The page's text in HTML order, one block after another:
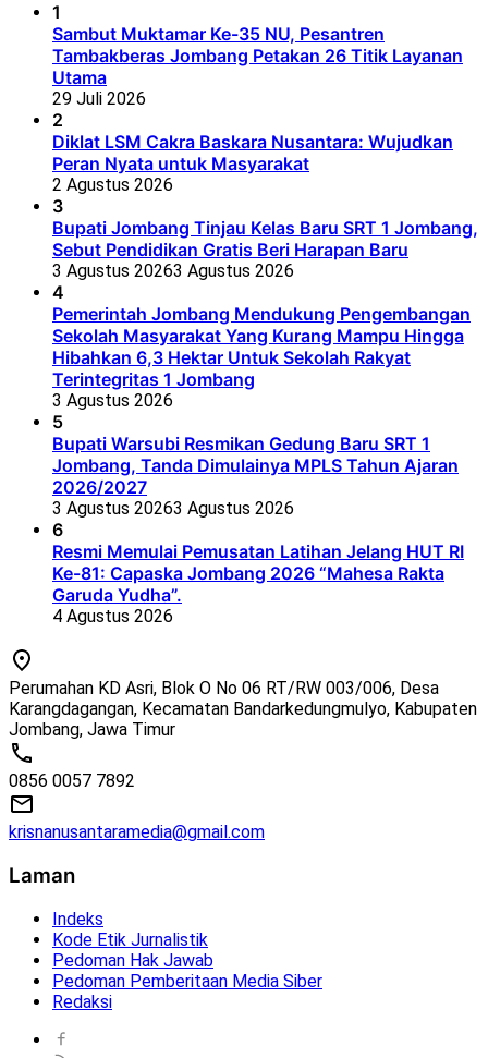
1
Sambut Muktamar Ke-35 NU, Pesantren
Tambakberas Jombang Petakan 26 Titik Layanan
Utama
29 Juli 2026
2
Diklat LSM Cakra Baskara Nusantara: Wujudkan
Peran Nyata untuk Masyarakat
2 Agustus 2026
3
Bupati Jombang Tinjau Kelas Baru SRT 1 Jombang,
Sebut Pendidikan Gratis Beri Harapan Baru
3 Agustus 20263 Agustus 2026
4
Pemerintah Jombang Mendukung Pengembangan
Sekolah Masyarakat Yang Kurang Mampu Hingga
Hibahkan 6,3 Hektar Untuk Sekolah Rakyat
Terintegritas 1 Jombang
3 Agustus 2026
5
Bupati Warsubi Resmikan Gedung Baru SRT 1
Jombang, Tanda Dimulainya MPLS Tahun Ajaran
2026/2027
3 Agustus 20263 Agustus 2026
6
Resmi Memulai Pemusatan Latihan Jelang HUT RI
Ke-81: Capaska Jombang 2026 “Mahesa Rakta
Garuda Yudha”.
4 Agustus 2026
Perumahan KD Asri, Blok O No 06 RT/RW 003/006, Desa
Karangdagangan, Kecamatan Bandarkedungmulyo, Kabupaten
Jombang, Jawa Timur
0856 0057 7892
krisnanusantaramedia@gmail.com
Laman
Indeks
Kode Etik Jurnalistik
Pedoman Hak Jawab
Pedoman Pemberitaan Media Siber
Redaksi